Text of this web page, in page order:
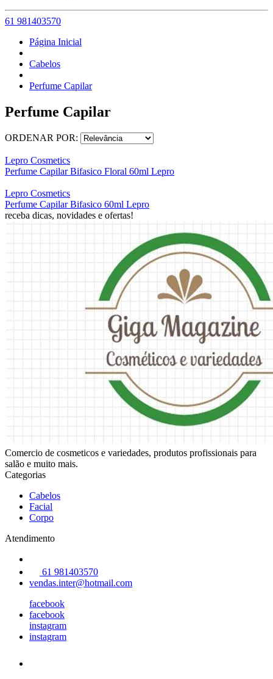
61 981403570
Página Inicial
Cabelos
Perfume Capilar
Perfume Capilar
ORDENAR POR:
Lepro Cosmetics
Perfume Capilar Bifasico Floral 60ml Lepro
Lepro Cosmetics
Perfume Capilar Bifasico 60ml Lepro
receba dicas, novidades e ofertas!
Comercio de cosmeticos e variedades, produtos profissionais para
salão e muito mais.
Categorias
Cabelos
Facial
Corpo
Atendimento
61 981403570
vendas.inter@hotmail.com
facebook
facebook
instagram
instagram